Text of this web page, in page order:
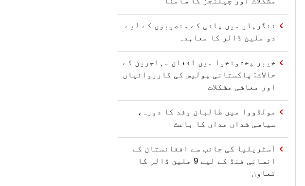
ننگرہار میں پانی کے منصوبوں کے لیے
دو ملین ڈالر کا معاہدہ
خیبر پختونخوا میں افغان مہاجرین کے
حالات: پاکستانی پولیس کی کارروائیاں
اور معاشی مشکلات
مولڈووا میں طالبان وفد کا دورہ،
سیاسی شداں مداں کا باعث
آسٹریلیا کی جانب سے افغانستان کے
انسانی فنڈ کے لیے 9 ملین ڈالر کا
تعاون